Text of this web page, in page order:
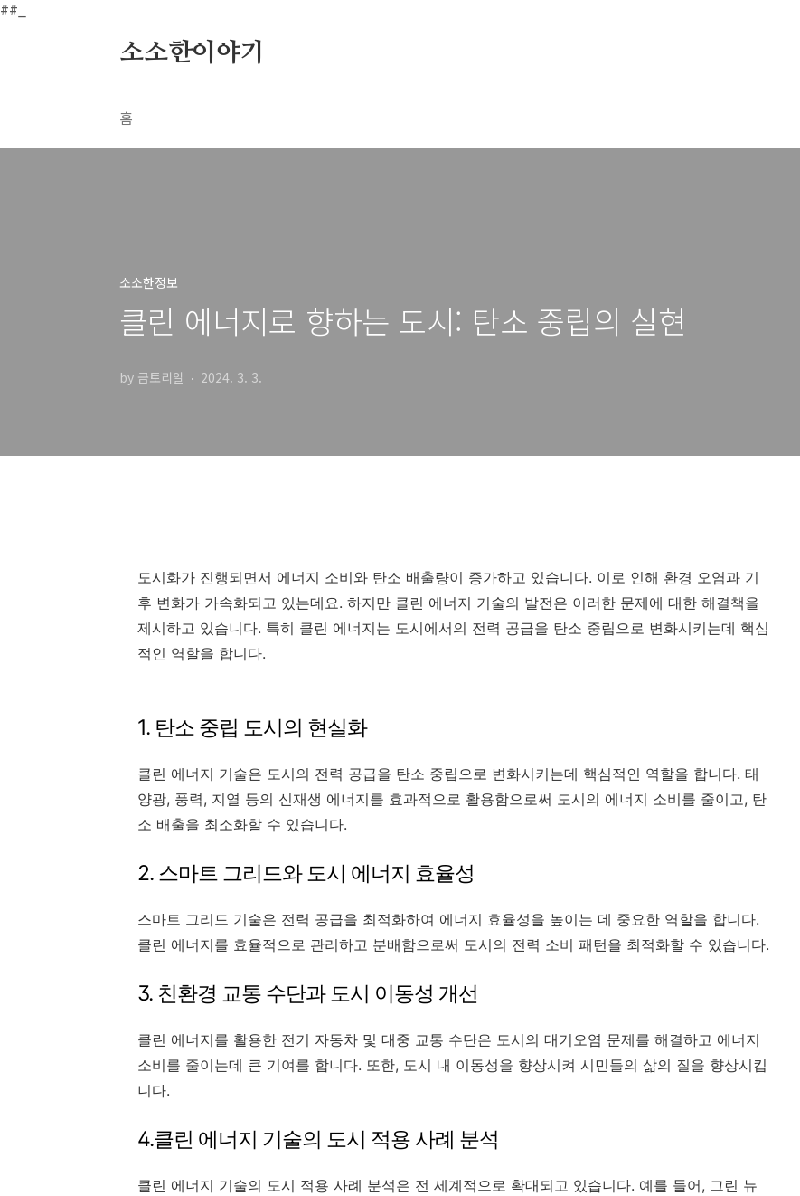
##_
본문 바로가기
소소한이야기
홈
소소한정보
클린 에너지로 향하는 도시: 탄소 중립의 실현
by 금토리알 2024. 3. 3.
도시화가 진행되면서 에너지 소비와 탄소 배출량이 증가하고 있습니다. 이로 인해 환경 오염과 기
후 변화가 가속화되고 있는데요. 하지만 클린 에너지 기술의 발전은 이러한 문제에 대한 해결책을
제시하고 있습니다. 특히 클린 에너지는 도시에서의 전력 공급을 탄소 중립으로 변화시키는데 핵심
적인 역할을 합니다.
1. 탄소 중립 도시의 현실화
클린 에너지 기술은 도시의 전력 공급을 탄소 중립으로 변화시키는데 핵심적인 역할을 합니다. 태
양광, 풍력, 지열 등의 신재생 에너지를 효과적으로 활용함으로써 도시의 에너지 소비를 줄이고, 탄
소 배출을 최소화할 수 있습니다.
2. 스마트 그리드와 도시 에너지 효율성
스마트 그리드 기술은 전력 공급을 최적화하여 에너지 효율성을 높이는 데 중요한 역할을 합니다.
클린 에너지를 효율적으로 관리하고 분배함으로써 도시의 전력 소비 패턴을 최적화할 수 있습니다.
3. 친환경 교통 수단과 도시 이동성 개선
클린 에너지를 활용한 전기 자동차 및 대중 교통 수단은 도시의 대기오염 문제를 해결하고 에너지
소비를 줄이는데 큰 기여를 합니다. 또한, 도시 내 이동성을 향상시켜 시민들의 삶의 질을 향상시킵
니다.
4.클린 에너지 기술의 도시 적용 사례 분석
클린 에너지 기술의 도시 적용 사례 분석은 전 세계적으로 확대되고 있습니다. 예를 들어, 그린 뉴